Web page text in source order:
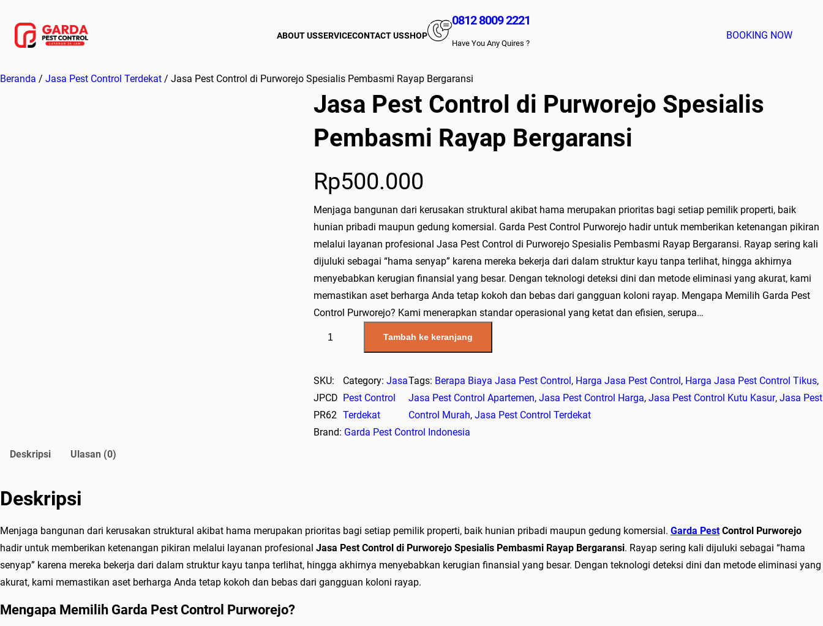
konten
ABOUT USSERVICECONTACT USSHOP
0812 8009 2221
Have You Any Quires ?
BOOKING NOW
Beranda / Jasa Pest Control Terdekat / Jasa Pest Control di Purworejo Spesialis Pembasmi Rayap Bergaransi
Jasa Pest Control di Purworejo Spesialis
Pembasmi Rayap Bergaransi
Rp500.000
Menjaga bangunan dari kerusakan struktural akibat hama merupakan prioritas bagi setiap pemilik properti, baik
hunian pribadi maupun gedung komersial. Garda Pest Control Purworejo hadir untuk memberikan ketenangan pikiran
melalui layanan profesional Jasa Pest Control di Purworejo Spesialis Pembasmi Rayap Bergaransi. Rayap sering kali
dijuluki sebagai “hama senyap” karena mereka bekerja dari dalam struktur kayu tanpa terlihat, hingga akhirnya
menyebabkan kerugian finansial yang besar. Dengan teknologi deteksi dini dan metode eliminasi yang akurat, kami
memastikan aset berharga Anda tetap kokoh dan bebas dari gangguan koloni rayap. Mengapa Memilih Garda Pest
Control Purworejo? Kami menerapkan standar operasional yang ketat dan efisien, serupa…
n
t
i
t
a
P
e
s
Tambah ke keranjang
SKU:
JPCD
PR62
Category: Jasa
Pest Control
Terdekat
Tags: Berapa Biaya Jasa Pest Control, Harga Jasa Pest Control, Harga Jasa Pest Control Tikus,
Jasa Pest Control Apartemen, Jasa Pest Control Harga, Jasa Pest Control Kutu Kasur, Jasa Pest
Control Murah, Jasa Pest Control Terdekat
Brand: Garda Pest Control Indonesia
Deskripsi
Ulasan (0)
Deskripsi
Menjaga bangunan dari kerusakan struktural akibat hama merupakan prioritas bagi setiap pemilik properti, baik hunian pribadi maupun gedung komersial. Garda PestControl Purworejo
hadir untuk memberikan ketenangan pikiran melalui layanan profesional Jasa Pest Control di Purworejo Spesialis Pembasmi Rayap Bergaransi. Rayap sering kali dijuluki sebagai “hama
senyap” karena mereka bekerja dari dalam struktur kayu tanpa terlihat, hingga akhirnya menyebabkan kerugian finansial yang besar. Dengan teknologi deteksi dini dan metode eliminasi yang
akurat, kami memastikan aset berharga Anda tetap kokoh dan bebas dari gangguan koloni rayap.
Mengapa Memilih Garda Pest Control Purworejo?